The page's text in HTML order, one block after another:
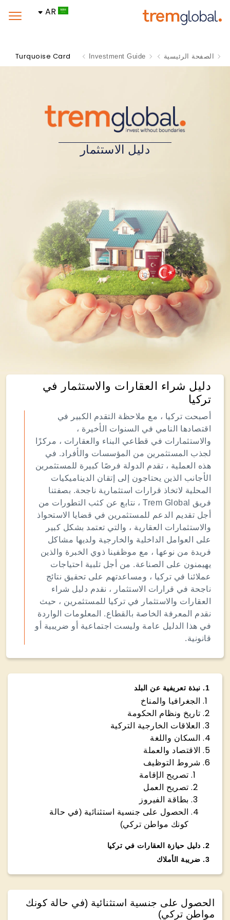
AR
الصفحة الرئيسية Investment Guide
Turquoise Card
دليل الاستثمار
دليل شراء العقارات والاستثمار في
تركيا
أصبحت تركيا ، مع ملاحظة التقدم الكبير في
اقتصادها النامي في السنوات الأخيرة ،
والاستثمارات في قطاعي البناء والعقارات ، مركزًا
لجذب المستثمرين من المؤسسات والأفراد. في
هذه العملية ، تقدم الدولة فرصًا كبيرة للمستثمرين
الأجانب الذين يحتاجون إلى إتقان الديناميكيات
المحلية لاتخاذ قرارات استثمارية ناجحة. بصفتنا
فريق Trem Global ، نتابع عن كثب التطورات من
أجل تقديم الدعم للمستثمرين في قضايا الاستحواذ
والاستثمارات العقارية ، والتي تعتمد بشكل كبير
على العوامل الداخلية والخارجية ولديها مشاكل
فريدة من نوعها ، مع موظفينا ذوي الخبرة والذين
يهيمنون على الصناعة. من أجل تلبية احتياجات
عملائنا في تركيا ، ومساعدتهم على تحقيق نتائج
ناجحة في قرارات الاستثمار ، نقدم دليل شراء
العقارات والاستثمار في تركيا للمستثمرين ، حيث
نقدم المعرفة الخاصة بالقطاع. المعلومات الواردة
في هذا الدليل عامة وليست اجتماعية أو ضريبية أو
قانونية.
1
. نبذة تعريفية عن البلد
الجغرافيا والمناخ
تاريخ ونظام الحكومة
العلاقات الخارجية التركية
السكان واللغة
الاقتصاد والعملة
شروط التوظيف
تصريح الإقامة
تصريح العمل
بطاقة الفيروز
الحصول على جنسية استثنائية (في حالة
كونك مواطن تركي)
2
. دليل حيازة العقارات في تركيا
3
. ضريبة الأملاك
الحصول على جنسية استثنائية (في حالة كونك
مواطن تركي)